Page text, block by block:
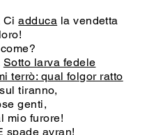
Ciadduca la vendetta
Sotto larva fedele
terrò: qual folgor ratto
tiranno,
genti,
mio furore!
spade avran!